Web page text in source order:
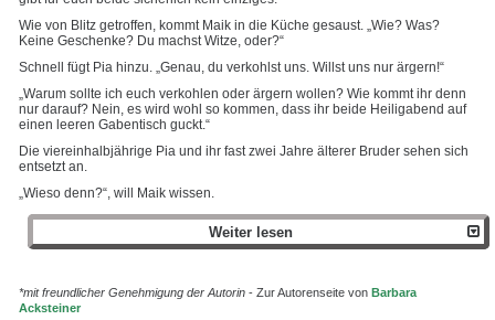
Wie von Blitz getroffen, kommt Maik in die Küche gesaust. „Wie? Was?
Keine Geschenke? Du machst Witze, oder?“
Schnell fügt Pia hinzu. „Genau, du verkohlst uns. Willst uns nur ärgern!“
„Warum sollte ich euch verkohlen oder ärgern wollen? Wie kommt ihr denn
nur darauf? Nein, es wird wohl so kommen, dass ihr beide Heiligabend auf
einen leeren Gabentisch guckt.“
Die viereinhalbjährige Pia und ihr fast zwei Jahre älterer Bruder sehen sich
entsetzt an.
„Wieso denn?“, will Maik wissen.
Weiter lesen
*mit freundlicher Genehmigung der Autorin - Zur Autorenseite von Barbara
Acksteiner